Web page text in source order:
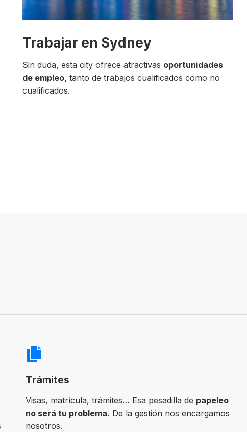
Trabajar en Sydney
Sin duda, esta city ofrece atractivas oportunidades
de empleo, tanto de trabajos cualificados como no
cualificados.
Trámites
Visas, matrícula, trámites… Esa pesadilla de papeleo
no será tu problema. De la gestión nos encargamos
nosotros.